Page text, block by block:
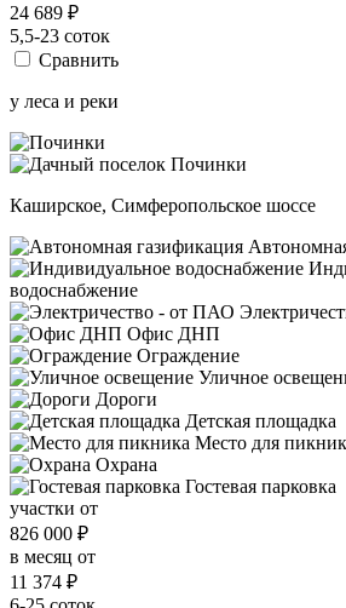
24 689 ₽
5,5-23 соток
Сравнить
у леса и реки
Каширское, Симферопольское шоссе
водоснабжение
Офис ДНП
Ограждение
Уличное
Дороги
Детская площадка
Место для
Охрана
Гостевая парковка
участки от
826 000 ₽
в месяц от
11 374 ₽